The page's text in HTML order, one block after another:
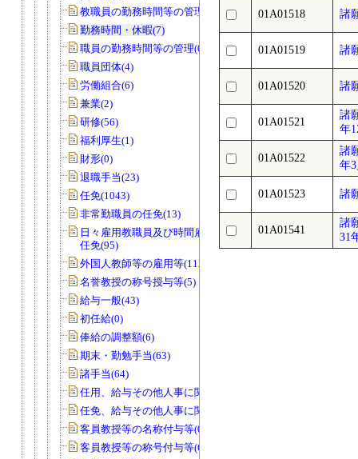
教職員の勤務時間等の管理(27)
勤務時間・休暇(7)
職員の勤務時間等の管理(0)
職員団体(4)
労働組合(6)
兼業(2)
研修(56)
福利厚生(1)
財形(0)
退職手当(23)
任免(1043)
非常勤職員の任免(13)
日々雇用教職員及び時間雇用教職員の
任免(95)
外国人教師等の雇用等(112)
名誉教授の称号授与等(5)
給与一般(43)
初任給(0)
俸給の調整額(6)
期末・勤勉手当(63)
諸手当(64)
任用、給与その他人事に関する調査(22)
任免、給与その他人事に関する調査(7)
客員教授等の名称付与等(0)
客員教授等の称号付与等(6)
01A01518 諸
01A01519 諸
01A01520 諸
01A01521
諸
年
01A01522
諸
年
01A01523 諸
01A01541
諸
31